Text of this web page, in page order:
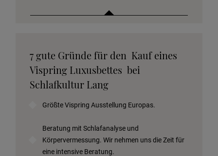
Stoffkollektion anfordern
Telefonische Beratung anfordern
Beratungstermin vereinbaren
Probeschlafen im Hotel
7 gute Gründe für den Kauf eines
Vispring Luxusbettes bei
Schlafkultur Lang
Größte Vispring Ausstellung Europas.
Beratung mit Schlafanalyse und
Körpervermessung. Wir nehmen uns die Zeit für
eine intensive Beratung.